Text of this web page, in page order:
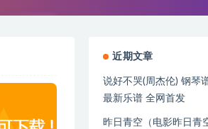
近期文章
说好不哭(周杰伦) 钢琴
最新乐谱 全网首发
昨日青空（电影昨日青